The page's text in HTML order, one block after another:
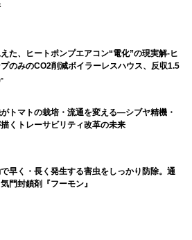
た、ヒートポンプエアコン“電化”の現実解-ヒ
のみのCO2削減ボイラーレスハウス、反収1.5
トマトの栽培・流通を変える―シブヤ精機・
くトレーサビリティ改革の未来
早く・長く発生する害虫をしっかり防除。通
門封鎖剤『フーモン』